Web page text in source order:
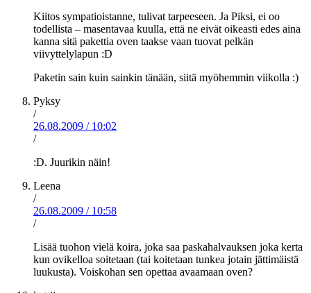
Kiitos sympatioistanne, tulivat tarpeeseen. Ja Piksi, ei oo
todellista – masentavaa kuulla, että ne eivät oikeasti edes aina
kanna sitä pakettia oven taakse vaan tuovat pelkän
viivyttelylapun :D
Paketin sain kuin sainkin tänään, siitä myöhemmin viikolla :)
Pyksy
/
26.08.2009 / 10:02
/
:D. Juurikin näin!
Leena
/
26.08.2009 / 10:58
/
Lisää tuohon vielä koira, joka saa paskahalvauksen joka kerta
kun ovikelloa soitetaan (tai koitetaan tunkea jotain jättimäistä
luukusta). Voiskohan sen opettaa avaamaan oven?